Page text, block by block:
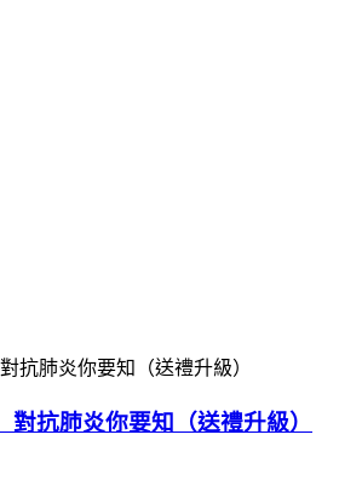
對抗肺炎你要知（送禮升級）